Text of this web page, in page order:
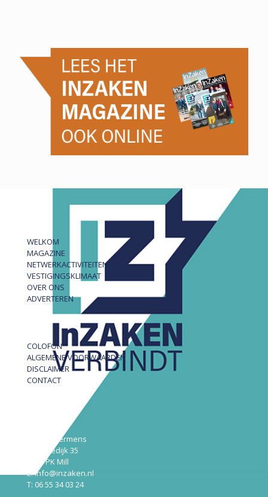
WELKOM
MAGAZINE
NETWERKACTIVITEITEN
VESTIGINGSKLIMAAT
OVER ONS
ADVERTEREN
COLOFON
ALGEMENE VOORWAARDEN
DISCLAIMER
CONTACT
Robert Hermens
Udensedijk 35
5451 PK Mill
E: info@inzaken.nl
T: 06 55 34 03 24